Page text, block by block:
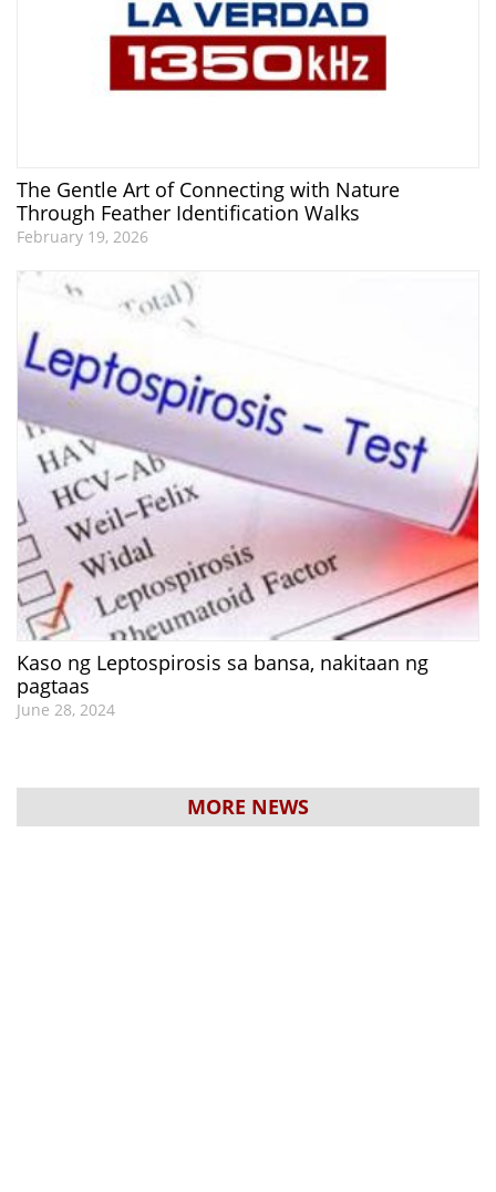
The Gentle Art of Connecting with Nature
Through Feather Identification Walks
February 19, 2026
Kaso ng Leptospirosis sa bansa, nakitaan ng
pagtaas
June 28, 2024
MORE NEWS